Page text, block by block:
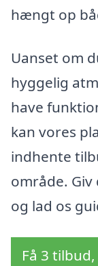
hængt op
Uanset om
hyggelig
have
kan vores
indhente
område.
og lad os
Få 3